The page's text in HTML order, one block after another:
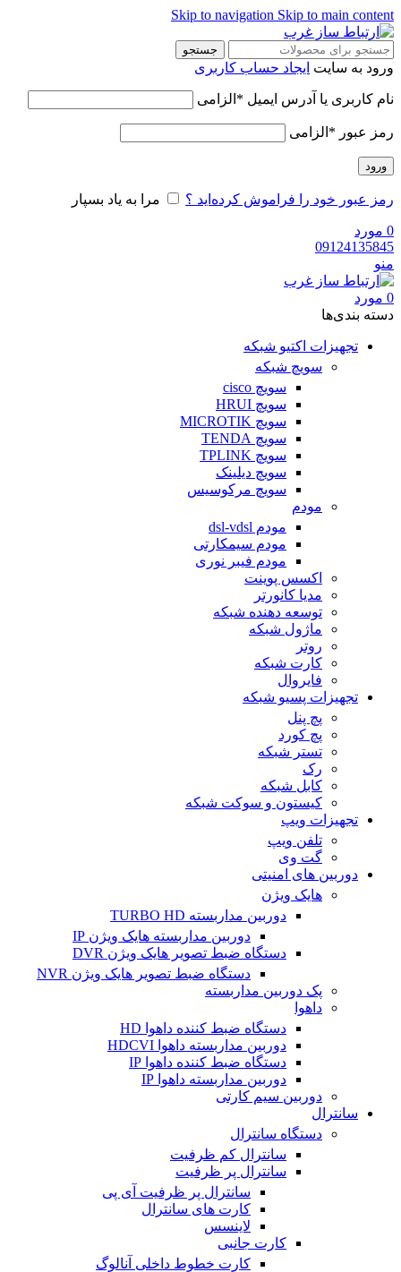
Skip to navigation Skip to main content
جستجو
ورود به سایت ایجاد حساب کاربری
نام کاربری یا آدرس ایمیل * الزامی
رمز عبور * الزامی
ورود
رمز عبور خود را فراموش کرده‌اید ؟ مرا به یاد بسپار
0 مورد
09124135845
منو
0 مورد
دسته‌ بندی‌ها
تجهیزات اکتیو شبکه
سویچ شبکه
سویچ cisco
سویچ HRUI
سویچ MICROTIK
سویچ TENDA
سویچ TPLINK
سویچ دیلینک
سویچ مرکوسیس
مودم
مودم dsl-vdsl
مودم سیمکارتی
مودم فیبر نوری
اکسس پوینت
مدیا کانورتر
توسعه دهنده شبکه
ماژول شبکه
روتر
کارت شبکه
فایروال
تجهیزات پسیو شبکه
پچ پنل
پچ کورد
تستر شبکه
رک
کابل شبکه
کیستون و سوکت شبکه
تجهیزات ویپ
تلفن ویپ
گت وی
دوربین های امنیتی
هایک ویژن
دوربین مداربسته TURBO HD
دوربین مداربسته هایک ویژن IP
دستگاه ضبط تصویر هایک ویژن DVR
دستگاه ضبط تصویر هایک ویژن NVR
پک دوربین مداربسته
داهوا
دستگاه ضبط کننده داهوا HD
دوربین مداربسته داهوا HDCVI
دستگاه ضبط کننده داهوا IP
دوربین مداربسته داهوا IP
دوربین سیم کارتی
سانترال
دستگاه سانترال
سانترال کم ظرفیت
سانترال پر ظرفیت
سانترال پر ظرفیت آی پی
کارت های سانترال
لاینسس
کارت جانبی
کارت خطوط داخلی آنالوگ